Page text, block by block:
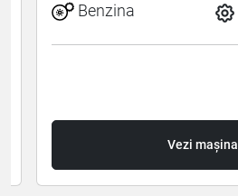
Benzina
Vezi mașina